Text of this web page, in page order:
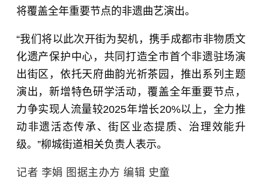
将覆盖全年重要节点的非遗曲艺演出。
“我们将以此次开街为契机，携手成都市非物质文
化遗产保护中心，共同打造全市首个非遗驻场演
出街区，依托天府曲韵光祈茶园，推出系列主题
演出，新增特色研学活动，覆盖全年重要节点，
力争实现人流量较2025年增长20%以上，全力推
动非遗活态传承、街区业态提质、治理效能升
级。”柳城街道相关负责人表示。
记者 李娟 图据主办方 编辑 史童